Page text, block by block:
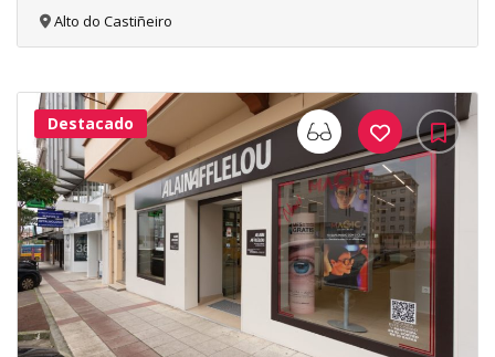
Alto do Castiñeiro
33Me
Gusta
Destacado